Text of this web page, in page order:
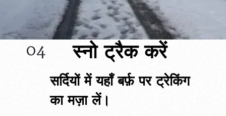
04 स्नो ट्रैक करें
सर्दियों में यहाँ बर्फ़ पर ट्रेकिंग
का मज़ा लें।